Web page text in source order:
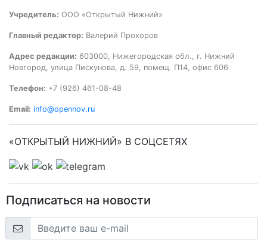
Учредитель: ООО «Открытый Нижний»
Главный редактор: Валерий Прохоров
Адрес редакции: 603000, Нижегородская обл., г. Нижний
Новгород, улица Пискунова, д. 59, помещ. П14, офис 606
Телефон: +7 (926) 461-08-48
Email: info@opennov.ru
«ОТКРЫТЫЙ НИЖНИЙ» В СОЦСЕТЯХ
Подписаться на новости